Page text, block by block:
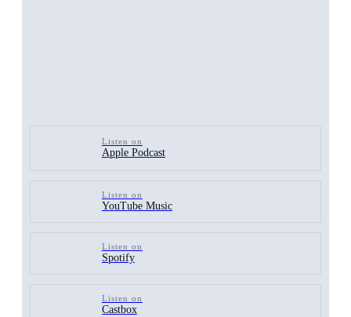
Listen on
Apple Podcast
Listen on
YouTube Music
Listen on
Spotify
Listen on
Castbox